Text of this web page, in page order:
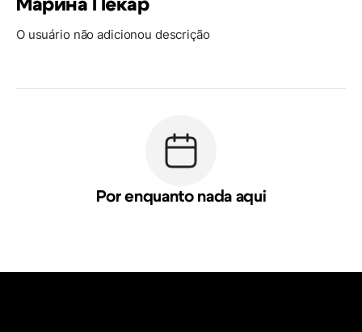
Марина Пекар
O usuário não adicionou descrição
Por enquanto nada aqui